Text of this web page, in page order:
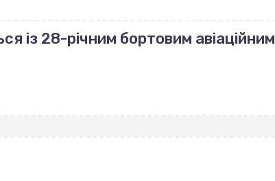
із 28-річним бортовим авіаційним